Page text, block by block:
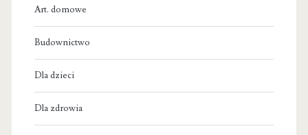
Art. domowe
Budownictwo
Dla dzieci
Dla zdrowia